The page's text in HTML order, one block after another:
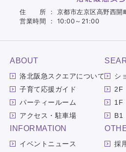
住 所 ： 京都市左京区高野西開
営業時間 ： 10:00～21:00
ABOUT
洛北阪急スクエアについて
子育て応援ガイド
パーティールーム
アクセス・駐車場
シ
2F
1F
B1
INFORMATION
イベントニュース 採